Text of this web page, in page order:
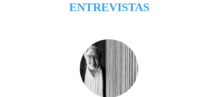
ENTREVISTAS